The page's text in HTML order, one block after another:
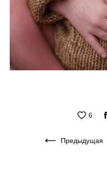
6
Предыдущая